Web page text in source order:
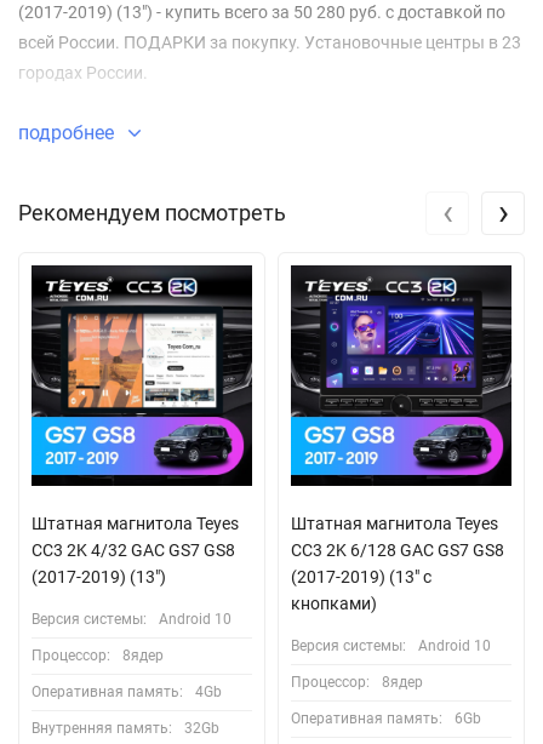
(2017-2019) (13") - купить всего за 50 280 руб. с доставкой по
всей России. ПОДАРКИ за покупку. Установочные центры в 23
городах России.
подробнее
Рекомендуем посмотреть
Штатная магнитола Teyes
CC3 2K 4/32 GAC GS7 GS8
(2017-2019) (13")
Версия системы: Android 10
Процессор: 8ядер
Оперативная память: 4Gb
Внутренняя память: 32Gb
Штатная магнитола Teyes
CC3 2K 6/128 GAC GS7 GS8
(2017-2019) (13" с
кнопками)
Версия системы: Android 10
Процессор: 8ядер
Оперативная память: 6Gb
‹ ›